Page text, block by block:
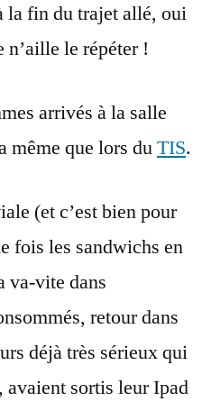
la fin du trajet allé, oui
le répéter !
arrivés à la salle
même que lors duTIS.
(et c’est bien pour
fois les sandwichs en
va-vite dans
retour dans
déjà très sérieux qui
avaient sortis leur Ipad